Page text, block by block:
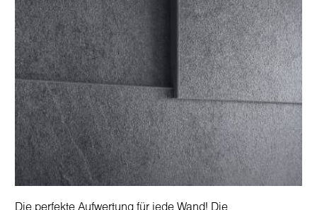
Die perfekte Aufwertung für jede Wand! Die